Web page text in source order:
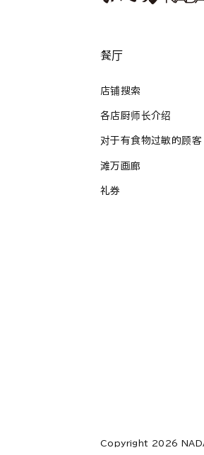
餐厅
店铺搜索
各店厨师长介绍
对于有食物过敏的顾客
滩万画廊
礼券
Copyright 2026